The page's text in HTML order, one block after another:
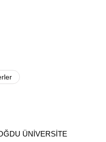
ÜNİVERSİTE